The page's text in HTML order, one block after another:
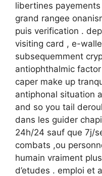
libertines
grand rangee
puis verification .
visiting card , e-
subsequemment
antiophthalmic
caper make up
antiphonal situation
and so you tail
dans les guider
24h/24 sauf que 7j/
combats ,ou
humain vraiment
d’etudes . emploi et